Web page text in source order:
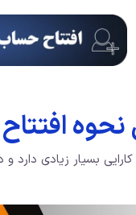
بسیار زیادی دارد